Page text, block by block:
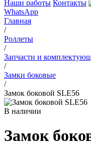
Наши работы Контакты
WhatsApp
Главная
/
Роллеты
/
Запчасти и
/
Замки боковые
/
Замок боковой SLE56
В наличии
Замок